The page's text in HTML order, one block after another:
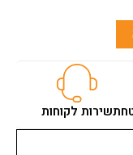
שירות לקוחות